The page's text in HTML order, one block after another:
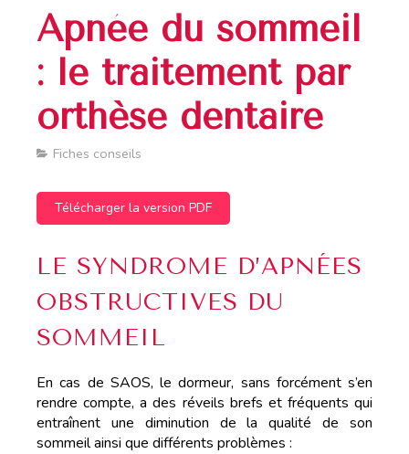
Apnée du sommeil
: le traitement par
orthèse dentaire
Fiches conseils
Télécharger la version PDF
LE SYNDROME D’APNÉES
OBSTRUCTIVES DU
SOMMEIL
En cas de SAOS, le dormeur, sans forcément s’en
rendre compte, a des réveils brefs et fréquents qui
entraînent une diminution de la qualité de son
sommeil ainsi que différents problèmes :